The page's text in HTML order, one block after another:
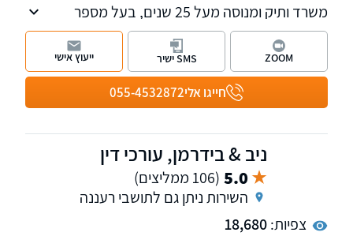
משרד ותיק ומנוסה מעל 25 שנים, בעל מספר
מחלקות לרבות מקרקעין, משפחה, ירושה, הוצאה
לפועל, אזרחי - מסחרי, רשויות, חוזים, לשון הרע,
עבודה. מנהל פורומים תכנון ובניה, אלימות
במשפחה והיטל השבחה הפקעות. חבר בוועדת
מקרקעין וקניין וכן בוועדת ירושה ומשפחה, בלשכת
חייגו אלי055-4532872
ZOOM SMS ישיר ייעוץ אישי
ניב & בידרמן, עורכי דין
5.0 (106 ממליצים)
השירות ניתן גם לתושבי רעננה
צפיות:18,680